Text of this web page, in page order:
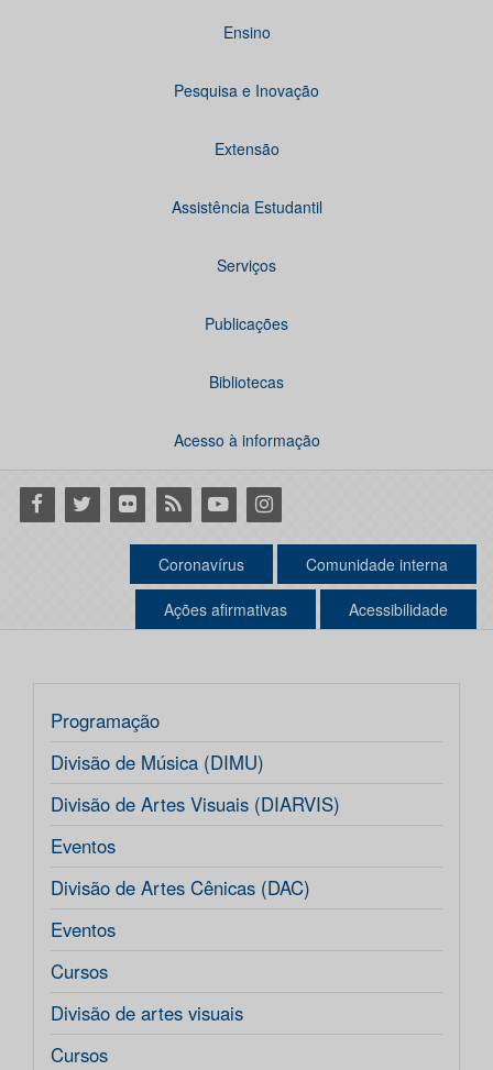
Ensino
Pesquisa e Inovação
Extensão
Assistência Estudantil
Serviços
Publicações
Bibliotecas
Acesso à informação
Facebook
Twitter Flickr RSS YoutubeInstagram
Coronavírus Comunidade interna
Ações afirmativas Acessibilidade
Programação
Divisão de Música (DIMU)
Divisão de Artes Visuais (DIARVIS)
Eventos
Divisão de Artes Cênicas (DAC)
Eventos
Cursos
Divisão de artes visuais
Cursos